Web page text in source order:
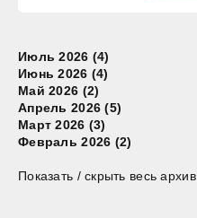
Июль 2026 (4)
Июнь 2026 (4)
Май 2026 (2)
Апрель 2026 (5)
Март 2026 (3)
Февраль 2026 (2)
Показать / скрыть весь архив